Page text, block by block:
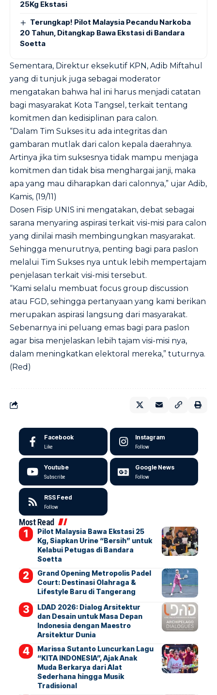
25Kg Ekstasi
Terungkap! Pilot Malaysia Pecandu Narkoba
20 Tahun, Ditangkap Bawa Ekstasi di Bandara
Soetta
Sementara, Direktur eksekutif KPN, Adib Miftahul
yang di tunjuk juga sebagai moderator
mengatakan bahwa hal ini harus menjadi catatan
bagi masyarakat Kota Tangsel, terkait tentang
komitmen dan kedisiplinan para calon.
“Dalam Tim Sukses itu ada integritas dan
gambaran mutlak dari calon kepala daerahnya.
Artinya jika tim suksesnya tidak mampu menjaga
komitmen dan tidak bisa menghargai janji, maka
apa yang mau diharapkan dari calonnya,” ujar Adib,
Kamis, (19/11)
Dosen Fisip UNIS ini mengatakan, debat sebagai
sarana menyaring aspirasi terkait visi-misi para calon
yang dinilai masih membingungkan masyarakat.
Sehingga menurutnya, penting bagi para paslon
melalui Tim Sukses nya untuk lebih mempertajam
penjelasan terkait visi-misi tersebut.
“Kami selalu membuat focus group discussion
atau FGD, sehingga pertanyaan yang kami berikan
merupakan aspirasi langsung dari masyarakat.
Sebenarnya ini peluang emas bagi para paslon
agar bisa menjelaskan lebih tajam visi-misi nya,
dalam meningkatkan elektoral mereka,” tuturnya.
(Red)
Facebook
Like
Instagram
Follow
Youtube
Subscribe
Google News
Follow
RSS Feed
Follow
Most Read
Pilot Malaysia Bawa Ekstasi 25
Kg, Siapkan Urine “Bersih” untuk
Kelabui Petugas di Bandara
Soetta
Grand Opening Metropolis Padel
Court: Destinasi Olahraga &
Lifestyle Baru di Tangerang
LDAD 2026: Dialog Arsitektur
dan Desain untuk Masa Depan
Indonesia dengan Maestro
Arsitektur Dunia
Marissa Sutanto Luncurkan Lagu
“KITA INDONESIA”, Ajak Anak
Muda Berkarya dari Alat
Sederhana hingga Musik
Tradisional